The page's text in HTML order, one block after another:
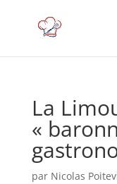
La
«
par Nicolas